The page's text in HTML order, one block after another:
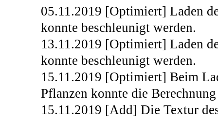
05.11.2019 [Optimiert] Laden
konnte beschleunigt werden.
13.11.2019 [Optimiert] Laden
konnte beschleunigt werden.
15.11.2019 [Optimiert] Beim
Pflanzen konnte die
15.11.2019 [Add] Die Textur